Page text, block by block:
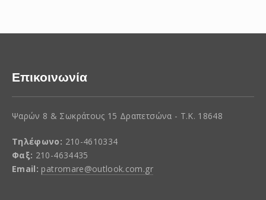
Επικοινωνία
Ψαρών 8 & Σωκράτους 15 Δραπετσώνα - Τ.Κ. 18648
Τηλέφωνο: 210-4610334
Φαξ: 210-4634435
Email: patromare@outlook.com.gr